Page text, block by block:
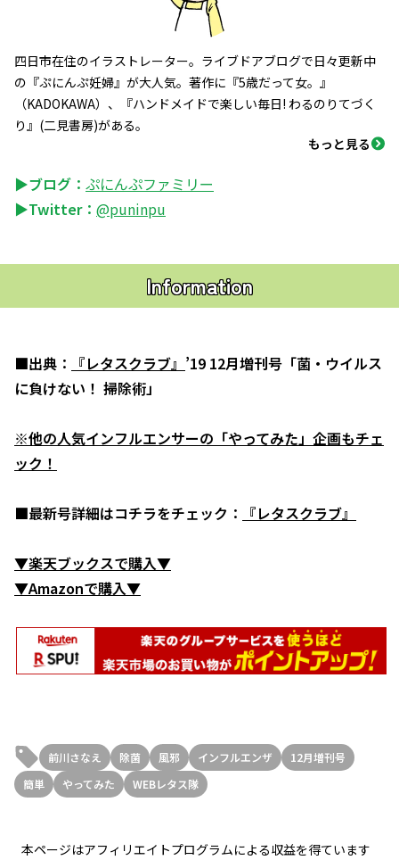
四日市在住のイラストレーター。ライブドアブログで日々更新中
の『ぷにんぷ妊婦』が大人気。著作に『5歳だって女。』
（KADOKAWA）、『ハンドメイドで楽しい毎日! わるのりてづく
り』(二見書房)がある。
もっと見る
▶ブログ： ぷにんぷファミリー
▶Twitter： @puninpu
Information
■出典： 『レタスクラブ』 ’19 12月増刊号「菌・ウイルス
に負けない！ 掃除術」
※他の人気インフルエンサーの「やってみた」企画もチェ
ック！
■最新号詳細はコチラをチェック： 『レタスクラブ』
▼楽天ブックスで購入▼
▼Amazonで購入▼
前川さなえ 除菌 風邪 インフルエンザ
12月増刊号
簡単
やってみた WEBレタス隊
本ページはアフィリエイトプログラムによる収益を得ています